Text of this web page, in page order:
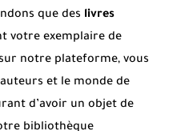
que des livres
votre exemplaire de
sur notre plateforme, vous
et le monde de
d’avoir un objet de
bibliothèque